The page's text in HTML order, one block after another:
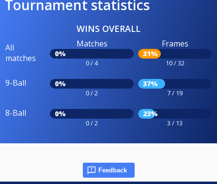
Tournament statistics
WINS OVERALL
All
matches
Matches
0%
0 / 4
Frames
31%
10 / 32
9-Ball 0%
0 / 2
37%
7 / 19
8-Ball 0%
0 / 2
23%
3 / 13
Feedback